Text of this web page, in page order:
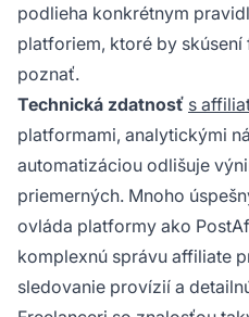
podlieha konkrétnym
platforiem, ktoré by
poznať.
Technická zdatnosť s
platformami, analytickými
automatizáciou odlišuje
priemerných. Mnoho
ovláda platformy ako
komplexnú správu affiliate
sledovanie provízií a